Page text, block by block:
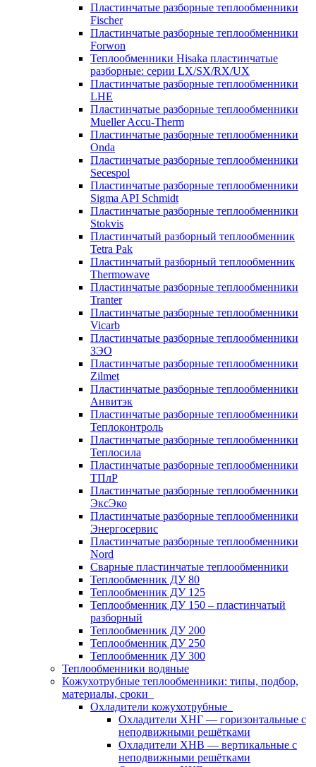
Пластинчатые разборные теплообменники
Fischer
Пластинчатые разборные теплообменники
Forwon
Теплообменники Hisaka пластинчатые
разборные: серии LX/SX/RX/UX
Пластинчатые разборные теплообменники
LHE
Пластинчатые разборные теплообменники
Mueller Accu-Therm
Пластинчатые разборные теплообменники
Onda
Пластинчатые разборные теплообменники
Secespol
Пластинчатые разборные теплообменники
Sigma API Schmidt
Пластинчатые разборные теплообменники
Stokvis
Пластинчатый разборный теплообменник
Tetra Pak
Пластинчатый разборный теплообменник
Thermowave
Пластинчатые разборные теплообменники
Tranter
Пластинчатые разборные теплообменники
Vicarb
Пластинчатые разборные теплообменники
ЗЭО
Пластинчатые разборные теплообменники
Zilmet
Пластинчатые разборные теплообменники
Анвитэк
Пластинчатые разборные теплообменники
Теплоконтроль
Пластинчатые разборные теплообменники
Теплосила
Пластинчатые разборные теплообменники
ТПлР
Пластинчатые разборные теплообменники
ЭксЭко
Пластинчатые разборные теплообменники
Энергосервис
Пластинчатые разборные теплообменники
Nord
Сварные пластинчатые теплообменники
Теплообменник ДУ 80
Теплообменник ДУ 125
Теплообменник ДУ 150 – пластинчатый
разборный
Теплообменник ДУ 200
Теплообменник ДУ 250
Теплообменник ДУ 300
Теплообменники водяные
Кожухотрубные теплообменники: типы, подбор,
материалы, сроки
Охладители кожухотрубные
Охладители ХНГ — горизонтальные с
неподвижными решётками
Охладители ХНВ — вертикальные с
неподвижными решётками